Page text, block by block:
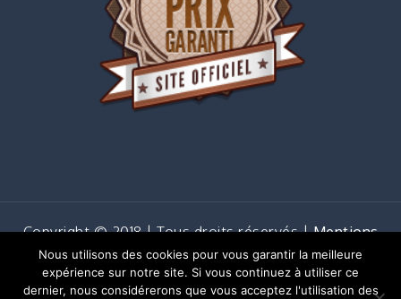
Copyright © 2018 | Tous droits réservés |Mentions
Shark Business byShark Themes
Nous utilisons des cookies pour vous garantir la meilleure
expérience sur notre site. Si vous continuez à utiliser ce
dernier, nous considérerons que vous acceptez l'utilisation des